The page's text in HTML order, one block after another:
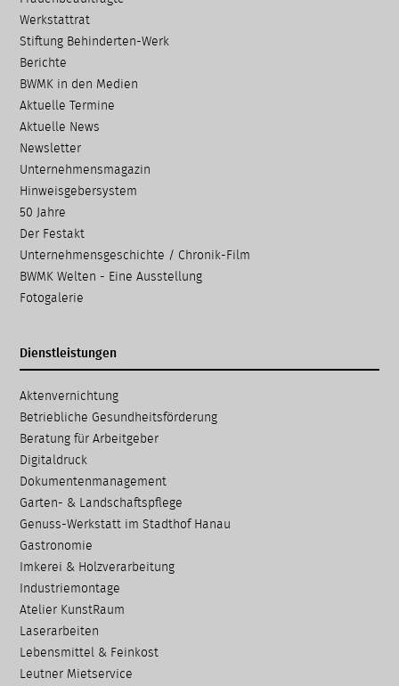
Werkstattrat
Stiftung Behinderten-Werk
Berichte
BWMK in den Medien
Aktuelle Termine
Aktuelle News
Newsletter
Unternehmensmagazin
Hinweisgebersystem
50 Jahre
Der Festakt
Unternehmensgeschichte / Chronik-Film
BWMK Welten - Eine Ausstellung
Fotogalerie
Dienstleistungen
Navigation
überspringen
Aktenvernichtung
Betriebliche Gesundheits­förderung
Beratung für Arbeitgeber
Digitaldruck
Dokumenten­management
Garten- & Landschafts­pflege
Genuss-Werkstatt im Stadthof Hanau
Gastronomie
Imkerei & Holz­verarbeitung
Industriemontage
Atelier KunstRaum
Laserarbeiten
Lebensmittel & Feinkost
Leutner Mietservice